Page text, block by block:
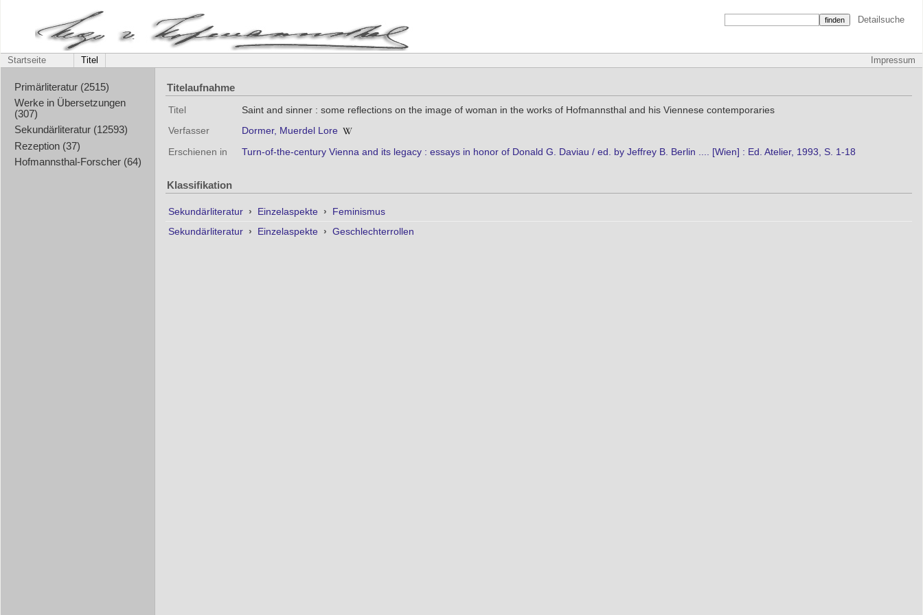
Detailsuche
Impressum
Startseite Titel
Primärliteratur (2515)
Werke in Übersetzungen
(307)
Sekundärliteratur (12593)
Rezeption (37)
Hofmannsthal-Forscher (64)
Titelaufnahme
Titel
Saint and sinner : some reflections on the image of woman in the works of Hofmannsthal and his Viennese contemporaries
Verfasser
Dormer, Muerdel Lore
Erschienen in
Turn-of-the-century Vienna and its legacy : essays in honor of Donald G. Daviau / ed. by Jeffrey B. Berlin .... [Wien] : Ed. Atelier, 1993, S. 1-18
Klassifikation
Sekundärliteratur › Einzelaspekte ›
Feminismus
Sekundärliteratur › Einzelaspekte › Geschlechterrollen